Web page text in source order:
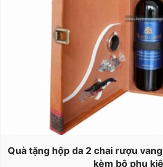
Quà tặng hộp da 2 chai rượu
kèm bộ phụ